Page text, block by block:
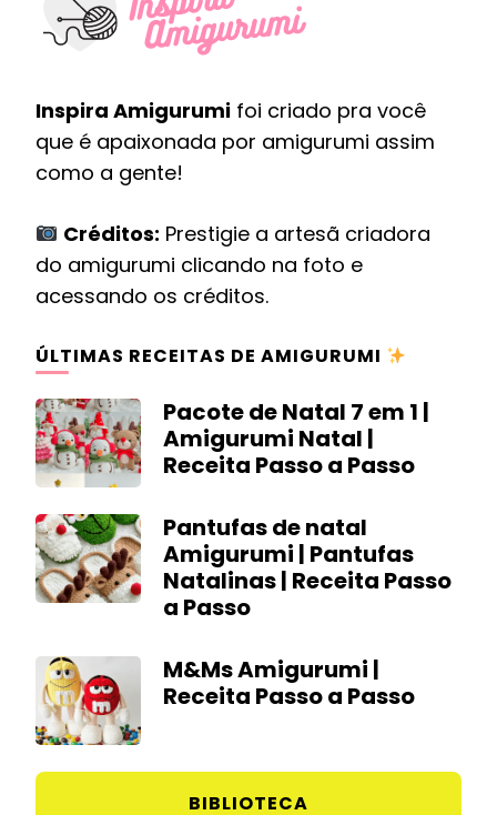
Inspira Amigurumi foi criado pra você
que é apaixonada por amigurumi assim
como a gente!
Créditos: Prestigie a artesã criadora
do amigurumi clicando na foto e
acessando os créditos.
ÚLTIMAS RECEITAS DE AMIGURUMI
Pacote de Natal 7 em 1 |
Amigurumi Natal |
Receita Passo a Passo
Pantufas de natal
Amigurumi | Pantufas
Natalinas | Receita Passo
a Passo
M&Ms Amigurumi |
Receita Passo a Passo
BIBLIOTECA